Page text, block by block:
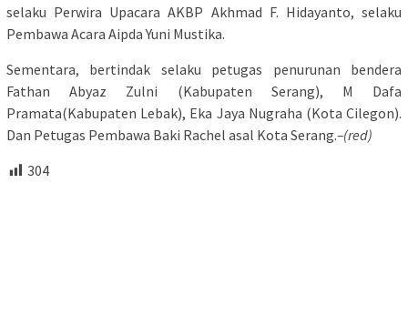
selaku Perwira Upacara AKBP Akhmad F. Hidayanto, selaku
Pembawa Acara Aipda Yuni Mustika.
Sementara, bertindak selaku petugas penurunan bendera
Fathan Abyaz Zulni (Kabupaten Serang), M Dafa
Pramata(Kabupaten Lebak), Eka Jaya Nugraha (Kota Cilegon).
Dan Petugas Pembawa Baki Rachel asal Kota Serang.–(red)
304